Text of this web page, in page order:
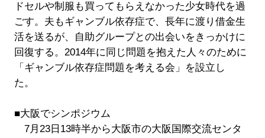
ドセルや制服も買ってもらえなかった少女時代を過
ごす。夫もギャンブル依存症で、長年に渡り借金生
活を送るが、自助グループとの出会いをきっかけに
回復する。2014年に同じ問題を抱えた人々のために
「ギャンブル依存症問題を考える会」を設立し
た。
■大阪でシンポジウム
7月23日13時半から大阪市の大阪国際交流センタ